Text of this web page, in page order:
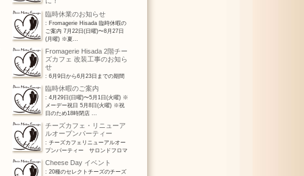
: サロン・デュ・フロマージュ・ヒサダがA
NOUS PARISで「パリの他所とは異なるフロ
マージュリー５店」に選...
臨時休業のお知らせ
: Fromagerie Hisada 臨時休暇の
ご案内 7月22日(日曜)〜8月27日
(月曜) ※夏...
Fromagerie Hisada 2階チー
ズカフェ 改装工事のお知ら
せ
: 6月9日から6月23日までの期間
工事のため 喫茶(サロン)部門のみ、休業とさせ
ていただきます。 1階(地...
臨時休暇のご案内
: 4月29日(日曜)〜5月1日(火曜) ※
メーデー祝日 5月8日(火曜) ※祝
日のため18時閉店 ...
チーズカフェ・リニューア
ルオープンパーティー
: チーズカフェリニューアルオー
プンパーティー サロンドフロマ
ージュHisadaは、チーズカ...
Cheese Day イベント
: 20種のセレクトチーズのチーズ